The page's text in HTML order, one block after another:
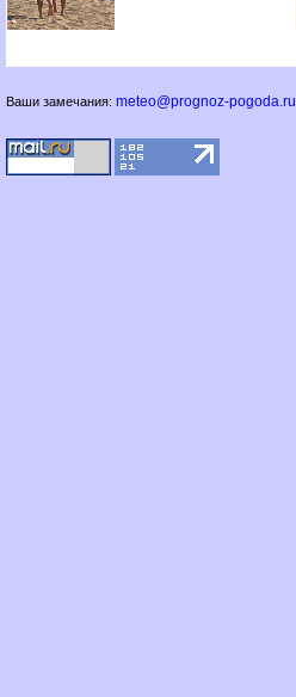
Ваши замечания: meteo@prognoz-pogoda.ru